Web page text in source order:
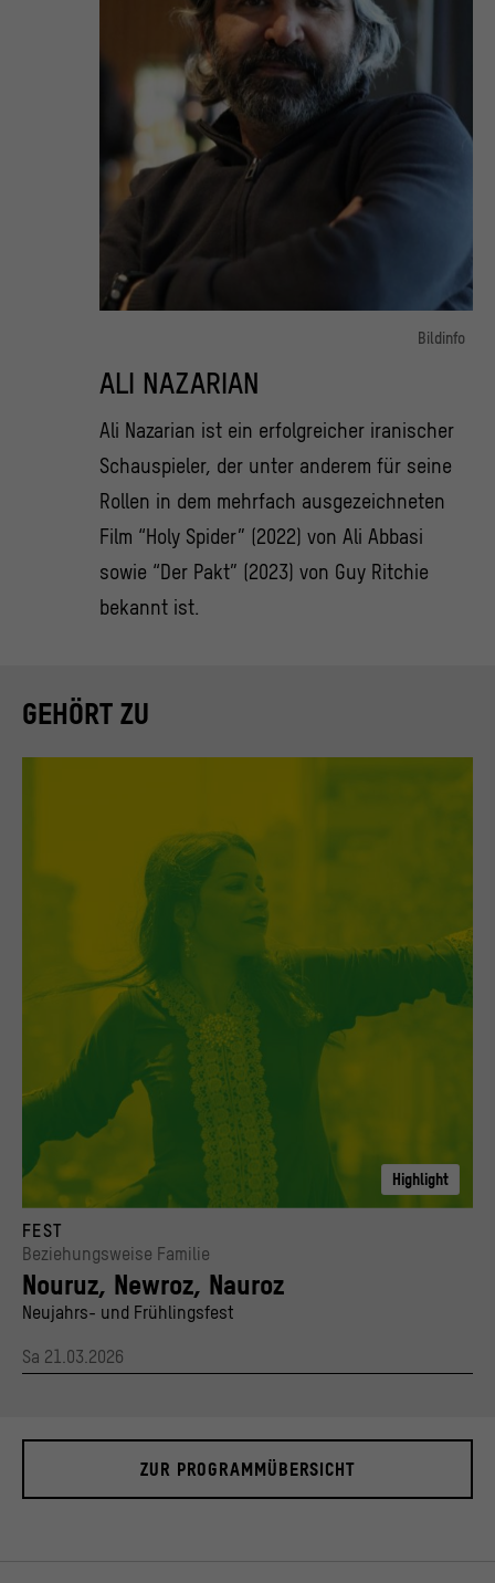
Bildinfo
Porträt des Schauspielers Ali Nazarian
ALI NAZARIAN
Ali Nazarian ist ein erfolgreicher iranischer
Schauspieler, der unter anderem für seine
Rollen in dem mehrfach ausgezeichneten
Film “Holy Spider” (2022) von Ali Abbasi
sowie “Der Pakt” (2023) von Guy Ritchie
bekannt ist.
GEHÖRT ZU
FEST
Beziehungsweise Familie
Nouruz, Newroz, Nauroz
Neujahrs- und Frühlingsfest
Sa 21.03.2026
Highlight
© Stiftung Humboldt Forum im Berliner Schloss / iStockphoto / br-photo
ZUR PROGRAMMÜBERSICHT